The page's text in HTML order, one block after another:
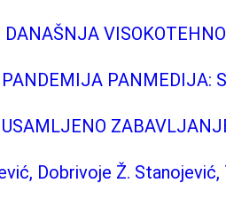
Dobrivoje Ž.